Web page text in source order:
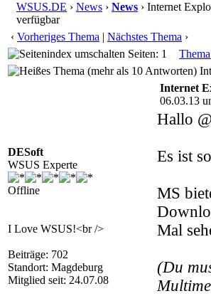
WSUS.DE › News › News › Internet
verfügbar
‹ Vorheriges Thema | Nächstes Thema ›
Seiten: 1
DESoft
WSUS Experte
Offline
I Love WSUS!<br />
Beiträge: 702
Standort: Magdeburg
Mitglied seit: 24.07.08
Internet
06.03.13
Hallo
Es ist
MS
Mal
(Du